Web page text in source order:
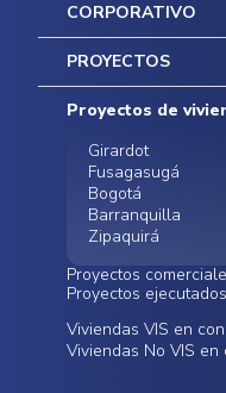
CORPORATIVO
Inicio
Mapa del sitio
Postventas
Contratación Directa
Noticias
PROYECTOS
Proyectos de
Girardot
Fusagasugá
Bogotá
Barranquilla
Zipaquirá
Proyectos
Funza
Bodegas - ALMAX
Proyectos ejecutados
Conoce nuestros
proyectos
Viviendas VIS en
Viviendas No VIS en